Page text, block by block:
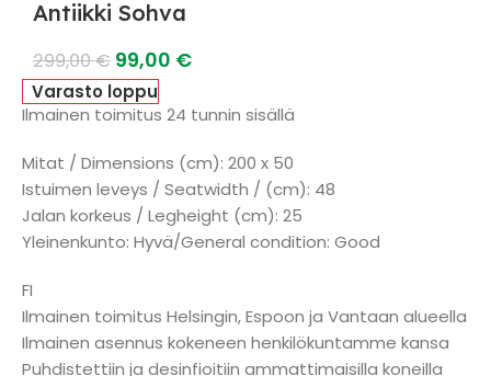
Antiikki Sohva
299,00€ 99,00 €
Varasto loppu
Ilmainen toimitus 24 tunnin sisällä
Mitat / Dimensions (cm): 200 x 50
Istuimen leveys / Seatwidth / (cm): 48
Jalan korkeus / Legheight (cm): 25
Yleinenkunto: Hyvä/General condition: Good
FI
Ilmainen toimitus Helsingin, Espoon ja Vantaan alueella
Ilmainen asennus kokeneen henkilökuntamme kansa
Puhdistettiin ja desinfioitiin ammattimaisilla koneilla